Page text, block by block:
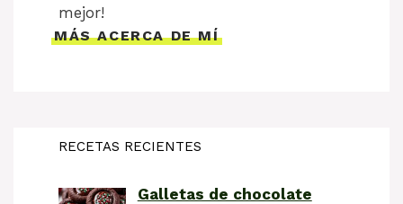
mejor!
MÁS ACERCA DE MÍ
RECETAS RECIENTES
Galletas de chocolate